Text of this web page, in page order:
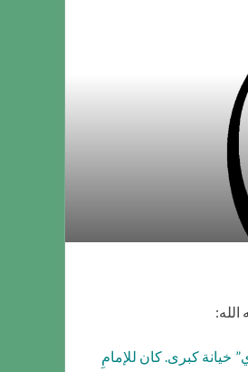
خيانة كبرى. كان للإمامِ